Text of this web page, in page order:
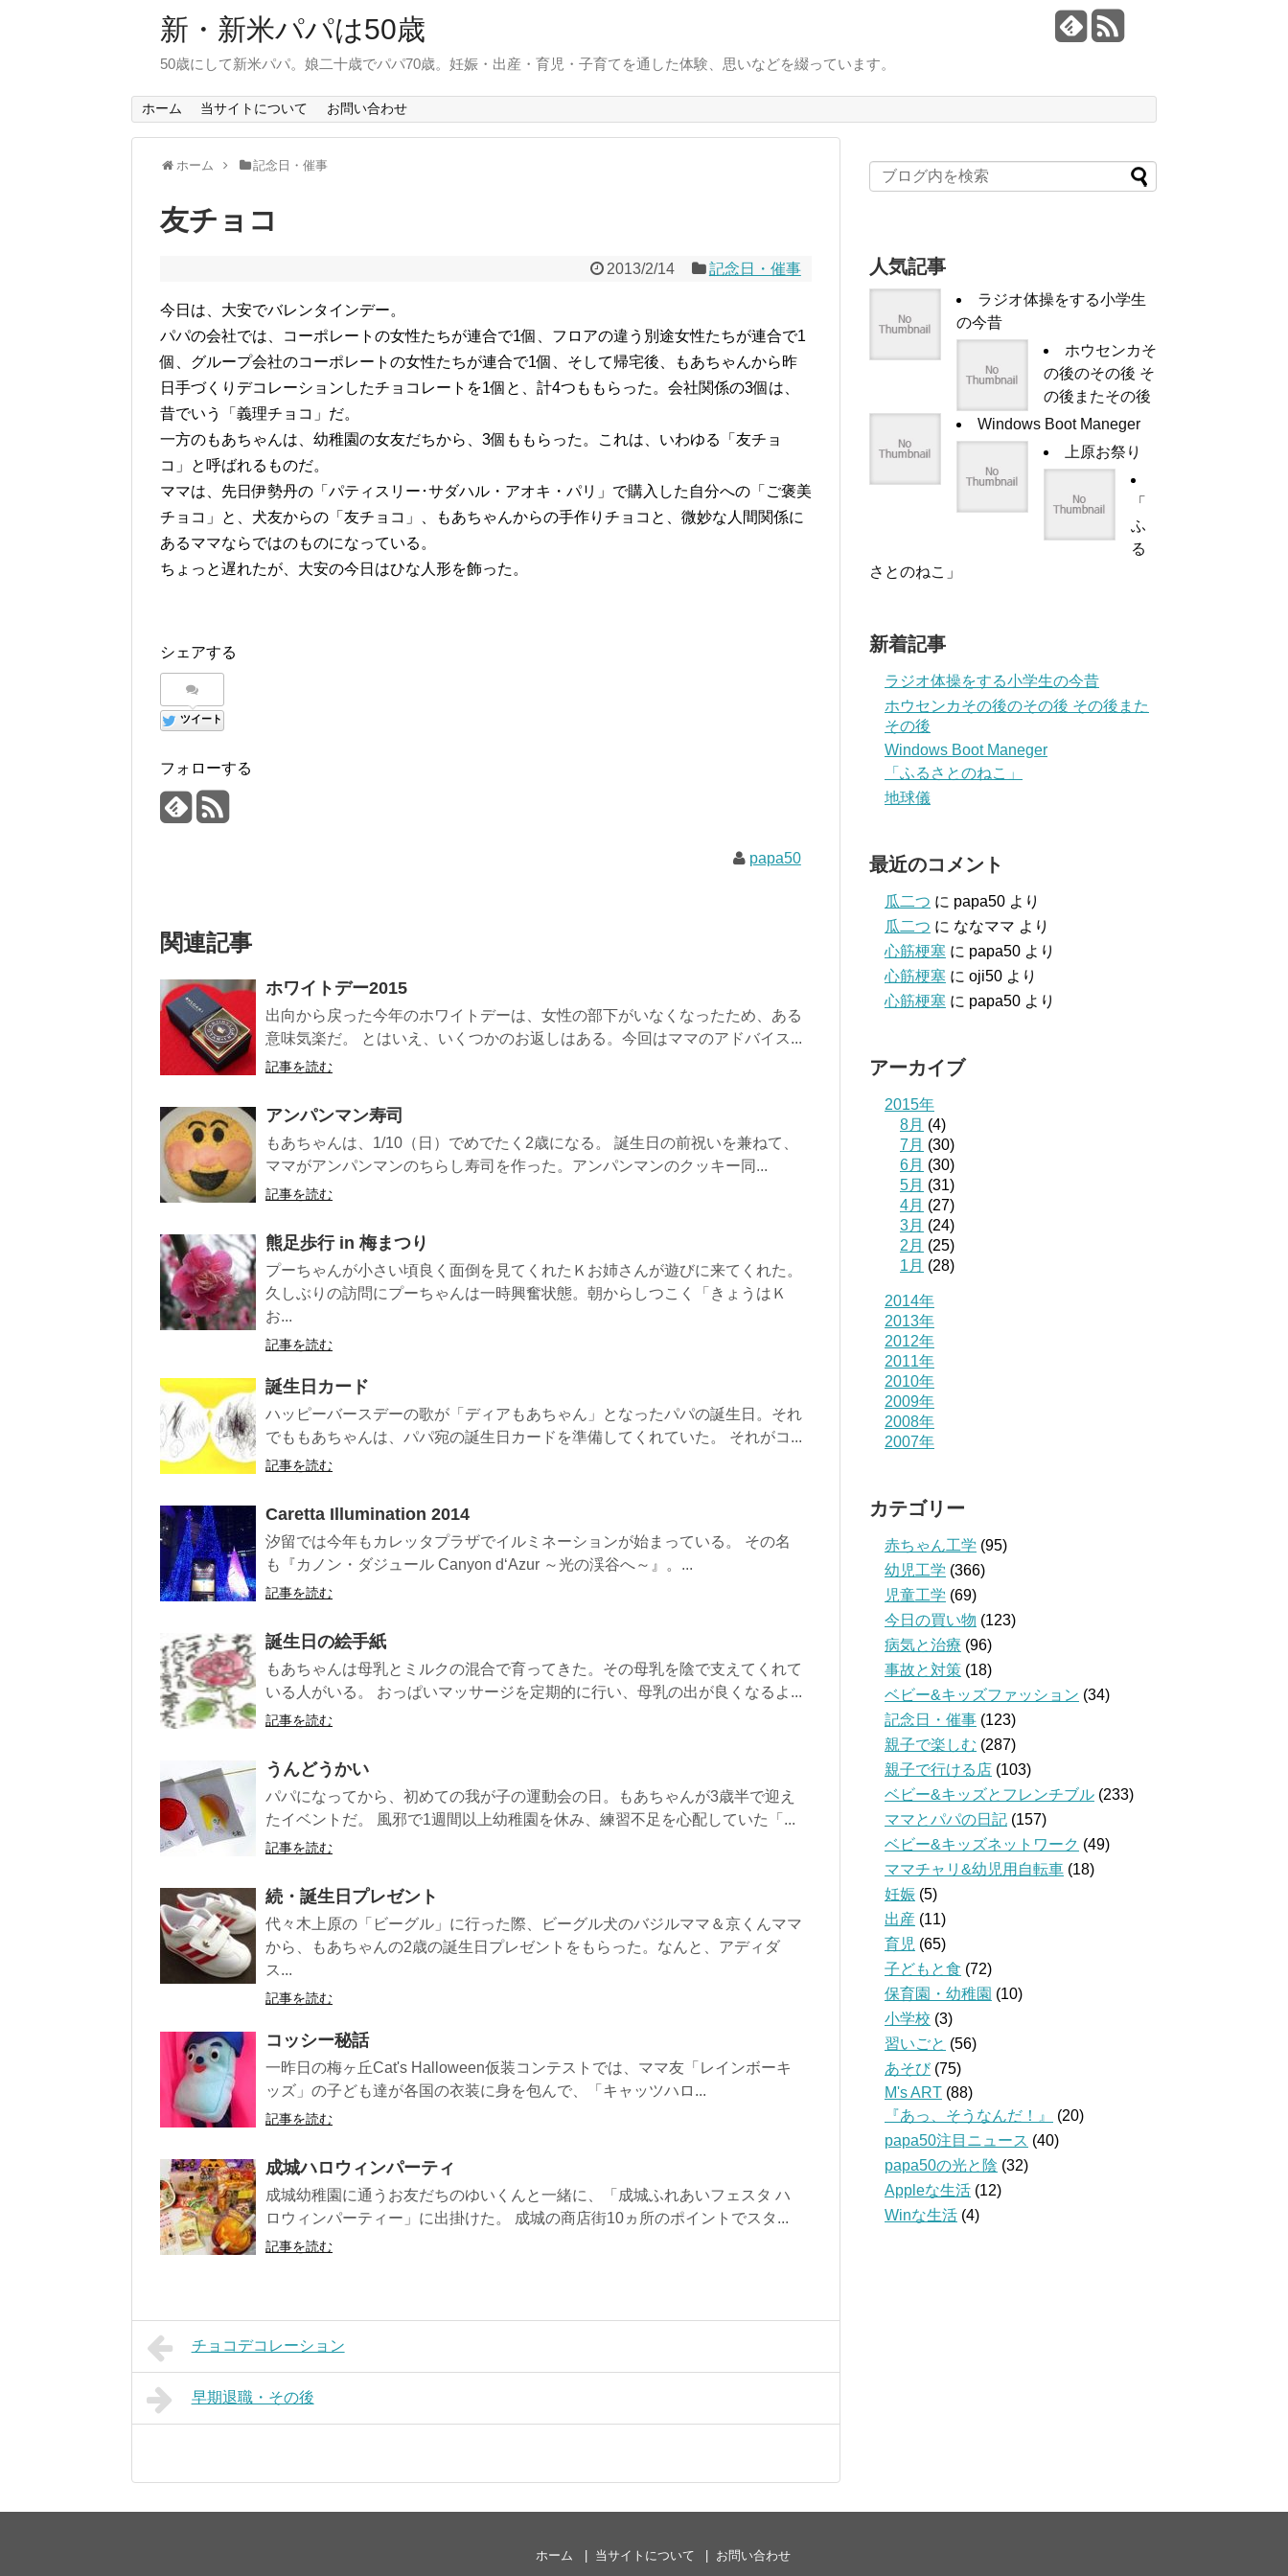
新・新米パパは50歳
50歳にして新米パパ。娘二十歳でパパ70歳。妊娠・出産・育児・子育てを通した体験、思いなどを綴っています。
ホーム 当サイトについて お問い合わせ
ホーム 記念日・催事
友チョコ
2013/2/14 記念日・催事
今日は、大安でバレンタインデー。
パパの会社では、コーポレートの女性たちが連合で1個、フロアの違う別途女性たちが連合で1
個、グループ会社のコーポレートの女性たちが連合で1個、そして帰宅後、もあちゃんから昨
日手づくりデコレーションしたチョコレートを1個と、計4つももらった。会社関係の3個は、
昔でいう「義理チョコ」だ。
一方のもあちゃんは、幼稚園の女友だちから、3個ももらった。これは、いわゆる「友チョ
コ」と呼ばれるものだ。
ママは、先日伊勢丹の「パティスリー･サダハル・アオキ・パリ」で購入した自分への「ご褒美
チョコ」と、犬友からの「友チョコ」、もあちゃんからの手作りチョコと、微妙な人間関係に
あるママならではのものになっている。
ちょっと遅れたが、大安の今日はひな人形を飾った。
シェアする
ツイート
フォローする
papa50
関連記事
ホワイトデー2015
出向から戻った今年のホワイトデーは、女性の部下がいなくなったため、ある
意味気楽だ。 とはいえ、いくつかのお返しはある。今回はママのアドバイス...
記事を読む
アンパンマン寿司
もあちゃんは、1/10（日）でめでたく2歳になる。 誕生日の前祝いを兼ねて、
ママがアンパンマンのちらし寿司を作った。アンパンマンのクッキー同...
記事を読む
熊足歩行 in 梅まつり
プーちゃんが小さい頃良く面倒を見てくれたＫお姉さんが遊びに来てくれた。
久しぶりの訪問にプーちゃんは一時興奮状態。朝からしつこく「きょうはＫ
お...
記事を読む
誕生日カード
ハッピーバースデーの歌が「ディアもあちゃん」となったパパの誕生日。それ
でももあちゃんは、パパ宛の誕生日カードを準備してくれていた。 それがコ...
記事を読む
Caretta Illumination 2014
汐留では今年もカレッタプラザでイルミネーションが始まっている。 その名
も『カノン・ダジュール Canyon d‘Azur ～光の渓谷へ～』。...
記事を読む
誕生日の絵手紙
もあちゃんは母乳とミルクの混合で育ってきた。その母乳を陰で支えてくれて
いる人がいる。 おっぱいマッサージを定期的に行い、母乳の出が良くなるよ...
記事を読む
うんどうかい
パパになってから、初めての我が子の運動会の日。もあちゃんが3歳半で迎え
たイベントだ。 風邪で1週間以上幼稚園を休み、練習不足を心配していた「...
記事を読む
続・誕生日プレゼント
代々木上原の「ビーグル」に行った際、ビーグル犬のバジルママ＆京くんママ
から、もあちゃんの2歳の誕生日プレゼントをもらった。なんと、アディダ
ス...
記事を読む
コッシー秘話
一昨日の梅ヶ丘Cat's Halloween仮装コンテストでは、ママ友「レインボーキ
ッズ」の子ども達が各国の衣装に身を包んで、「キャッツハロ...
記事を読む
成城ハロウィンパーティ
成城幼稚園に通うお友だちのゆいくんと一緒に、「成城ふれあいフェスタ ハ
ロウィンパーティー」に出掛けた。 成城の商店街10ヵ所のポイントでスタ...
記事を読む
チョコデコレーション
早期退職・その後
人気記事
ラジオ体操をする小学生
の今昔
ホウセンカそ
の後のその後 そ
の後またその後
Windows Boot Maneger
上原お祭り
「
ふ
る
さとのねこ」
新着記事
ラジオ体操をする小学生の今昔
ホウセンカその後のその後 その後また
その後
Windows Boot Maneger
「ふるさとのねこ」
地球儀
最近のコメント
瓜二つ に papa50 より
瓜二つ に ななママ より
心筋梗塞 に papa50 より
心筋梗塞 に oji50 より
心筋梗塞 に papa50 より
アーカイブ
2015年
8月 (4)
7月 (30)
6月 (30)
5月 (31)
4月 (27)
3月 (24)
2月 (25)
1月 (28)
2014年
2013年
2012年
2011年
2010年
2009年
2008年
2007年
カテゴリー
赤ちゃん工学 (95)
幼児工学 (366)
児童工学 (69)
今日の買い物 (123)
病気と治療 (96)
事故と対策 (18)
ベビー&キッズファッション (34)
記念日・催事 (123)
親子で楽しむ (287)
親子で行ける店 (103)
ベビー&キッズとフレンチブル (233)
ママとパパの日記 (157)
ベビー&キッズネットワーク (49)
ママチャリ&幼児用自転車 (18)
妊娠 (5)
出産 (11)
育児 (65)
子どもと食 (72)
保育園・幼稚園 (10)
小学校 (3)
習いごと (56)
あそび(75)
M's ART (88)
『あっ、そうなんだ！』
(20)
papa50注目ニュース (40)
papa50の光と陰 (32)
Appleな生活 (12)
Winな生活 (4)
ホーム 当サイトについて お問い合わせ